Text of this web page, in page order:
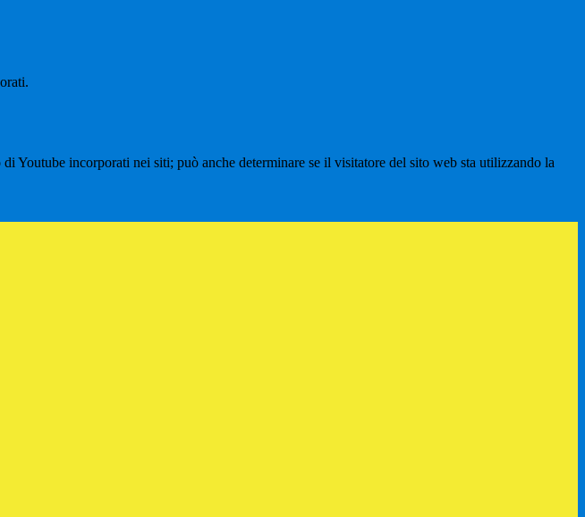
Youtube incorporati nei siti; può anche determinare se il visitatore del sito web sta utilizzando la